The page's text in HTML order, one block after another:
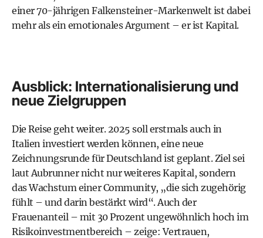
einer 70-jährigen Falkensteiner-Markenwelt ist dabei
mehr als ein emotionales Argument – er ist Kapital.
Ausblick: Internationalisierung und
neue Zielgruppen
Die Reise geht weiter. 2025 soll erstmals auch in
Italien investiert werden können, eine neue
Zeichnungsrunde für Deutschland ist geplant. Ziel sei
laut Aubrunner nicht nur weiteres Kapital, sondern
das Wachstum einer Community, „die sich zugehörig
fühlt – und darin bestärkt wird“. Auch der
Frauenanteil – mit 30 Prozent ungewöhnlich hoch im
Risikoinvestmentbereich – zeige: Vertrauen,